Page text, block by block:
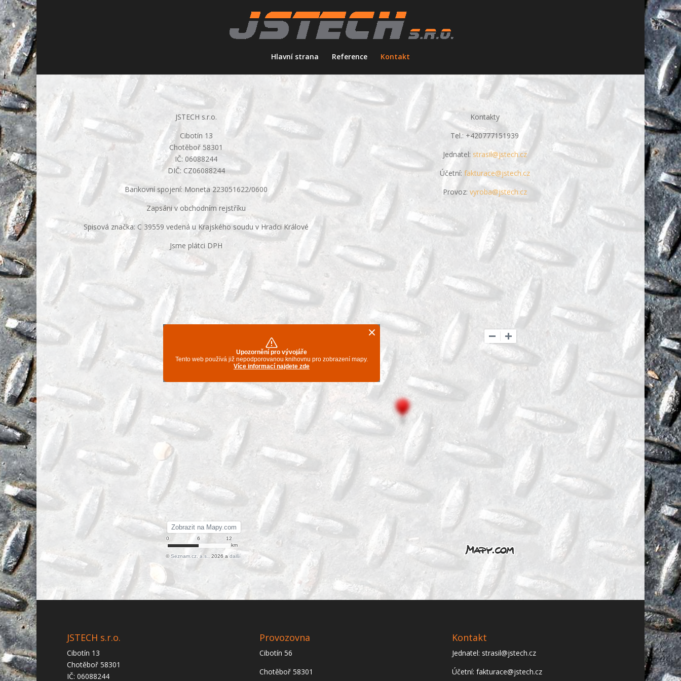
Hlavní strana Reference Kontakt
JSTECH s.r.o.
Cibotín 13
Chotěboř 58301
IČ: 06088244
DIČ: CZ06088244
Bankovní spojení: Moneta 223051622/0600
Zapsáni v obchodním rejstříku
Spisová značka: C 39559 vedená u Krajského soudu v Hradci Králové
Jsme plátci DPH
Kontakty
Tel.: +420777151939
Jednatel: strasil@jstech.cz
Účetní: fakturace@jstech.cz
Provoz: vyroba@jstech.cz
JSTECH s.r.o.
Cibotín 13
Chotěboř 58301
IČ: 06088244
Provozovna
Cibotín 56
Chotěboř 58301
Kontakt
Jednatel: strasil@jstech.cz
Účetní: fakturace@jstech.cz